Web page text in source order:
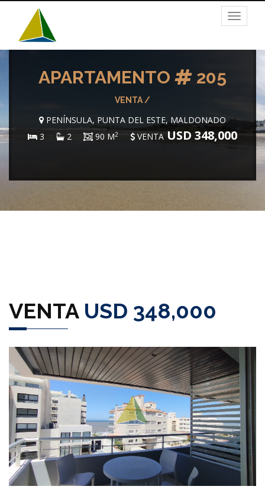
Toggle
APARTAMENTO 205
VENTA /
PENÍNSULA, PUNTA DEL ESTE, MALDONADO
3
2 90 M2 VENTAUSD 348,000
VENTAUSD 348,000